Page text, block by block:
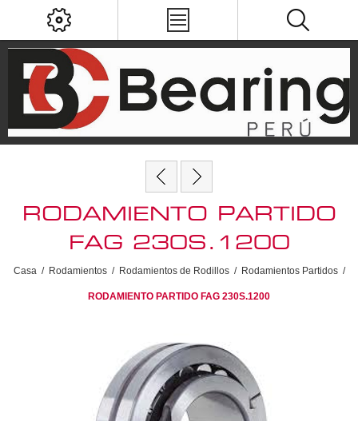
RODAMIENTO PARTIDO
FAG 230S.1200
Casa / Rodamientos / Rodamientos de Rodillos / Rodamientos Partidos /
RODAMIENTO PARTIDO FAG 230S.1200